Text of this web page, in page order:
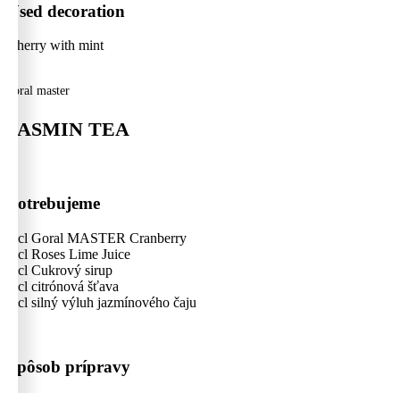
Used decoration
Cherry with mint
goral master
JASMIN TEA
Potrebujeme
4 cl Goral MASTER Cranberry
1 cl Roses Lime Juice
2 cl Cukrový sirup
1 cl citrónová šťava
4 cl silný výluh jazmínového čaju
Spôsob prípravy